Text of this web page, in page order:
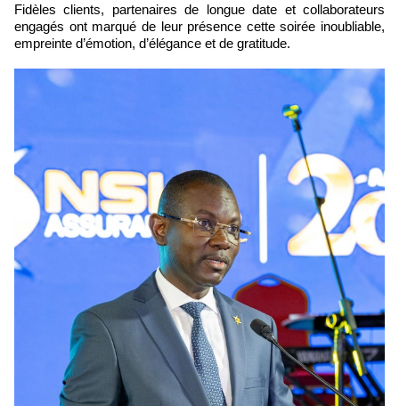
Fidèles clients, partenaires de longue date et collaborateurs
engagés ont marqué de leur présence cette soirée inoubliable,
empreinte d’émotion, d’élégance et de gratitude.